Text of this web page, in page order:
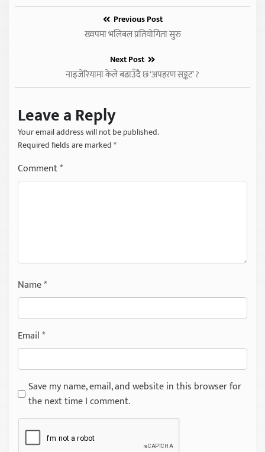
Previous Post
ख्वपमा भलिबल प्रतियोगिता सुरु
Next Post
नाइजेरियामा केले बढाउँदै छ ‘अपहरण सङ्कट’ ?
Leave a Reply
Your email address will not be published.
Required fields are marked*
Comment*
Name*
Email*
Save my name, email, and website in this browser for
the next time I comment.